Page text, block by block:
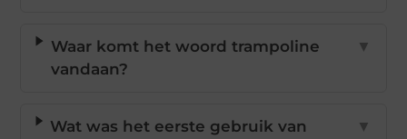
Waar komt het woord trampoline
vandaan?
▼
Wat was het eerste gebruik van
▼